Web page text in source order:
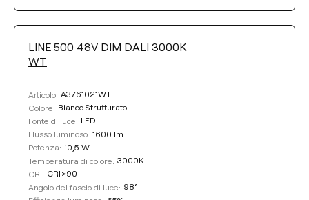
LINE 500 48V DIM DALI 3000K
WT
Articolo: A3761021WT
Colore: Bianco Strutturato
Fonte di luce: LED
Flusso luminoso: 1600 lm
Potenza: 10,5 W
Temperatura di colore: 3000K
CRI: CRI>90
Angolo del fascio di luce: 98°